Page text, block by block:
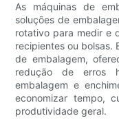
As máquinas de
soluções de
rotativo para medir e
recipientes ou bolsas.
de embalagem,
redução de erros
embalagem e
economizar tempo,
produtividade geral.